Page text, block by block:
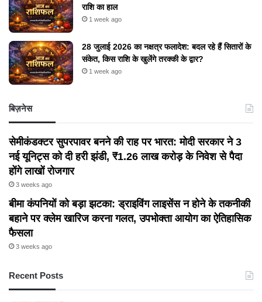
राशि का हाल
1 week ago
28 जुलाई 2026 का नक्षत्र फलादेश: बदल रहे हैं सितारों के
संकेत, किस राशि के खुलेंगे तरक्की के द्वार?
1 week ago
बिज़नेस
सेमीकंडक्टर सुपरपावर बनने की राह पर भारत: मोदी सरकार ने 3
नई यूनिट्स को दी हरी झंडी, ₹1.26 लाख करोड़ के निवेश से पैदा
होंगे लाखों रोजगार
3 weeks ago
बीमा कंपनियों को बड़ा झटका: ड्राइविंग लाइसेंस न होने के तकनीकी
बहाने पर क्लेम खारिज करना गलत, उपभोक्ता आयोग का ऐतिहासिक
फैसला
3 weeks ago
Recent Posts